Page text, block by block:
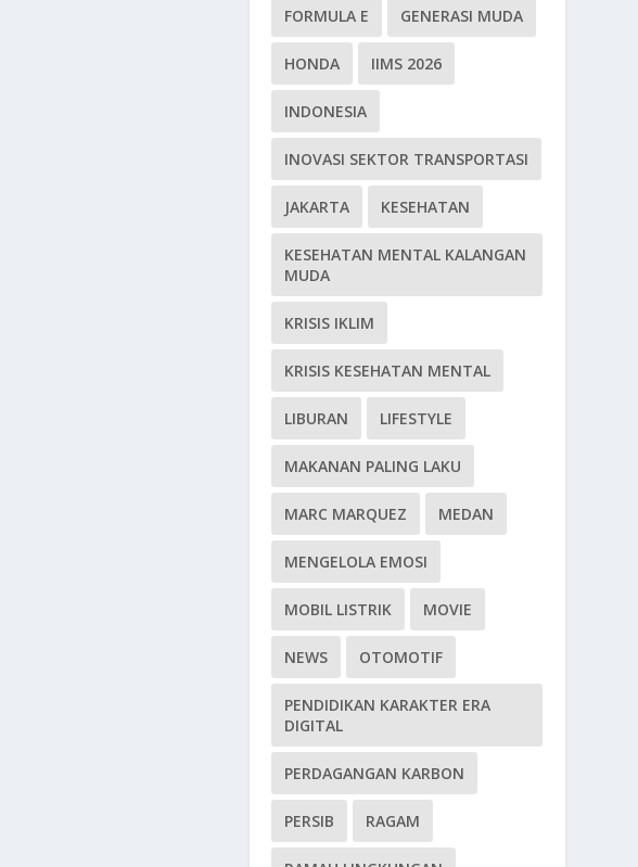
FORMULA E GENERASI MUDA
HONDA IIMS 2026
INDONESIA
INOVASI SEKTOR TRANSPORTASI
JAKARTA KESEHATAN
KESEHATAN MENTAL KALANGAN
MUDA
KRISIS IKLIM
KRISIS KESEHATAN MENTAL
LIBURAN LIFESTYLE
MAKANAN PALING LAKU
MARC MARQUEZ MEDAN
MENGELOLA EMOSI
MOBIL LISTRIK MOVIE
NEWS OTOMOTIF
PENDIDIKAN KARAKTER ERA
DIGITAL
PERDAGANGAN KARBON
PERSIB RAGAM